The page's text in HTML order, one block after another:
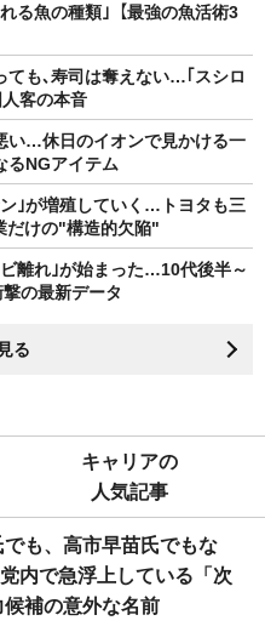
る魚の種類｣【最強の魚活術3
ても､寿司は奪えない…｢スシロ
客の本音
い…休日のイオンで見かける一
るNGアイテム
｣が増殖していく…トヨタも三
だけの"構造的欠陥"
離れ｣が始まった…10代後半～
の最新データ
る
キャリアの
人気記事
も、高市早苗氏でもな
内で急浮上している「次
補の意外な名前